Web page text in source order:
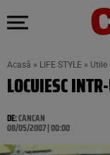
Acasă » LIFE STYLE » Utile
LOCUIESC
DE:CANCAN
08/05/2007 | 00:00